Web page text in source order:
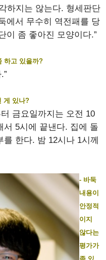
하지는 않는다. 형세판단
에서 무수히 역전패를 당
이 좀 좋아진 모양이다.”
하고 있을까?
게 있나?
금요일까지는 오전 10
서 5시에 끝낸다. 집에 돌
한다. 밤 12시나 1시께
- 바둑
내용이
안정적
이지
않다는
평가가